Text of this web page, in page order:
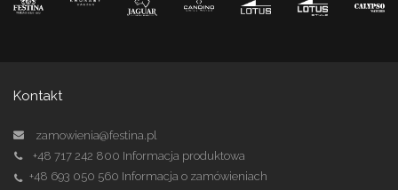
Kontakt
zamowienia@festina.pl
+48 717 242 800 Informacja produktowa
+48 693 050 560 Informacja o zamówieniach